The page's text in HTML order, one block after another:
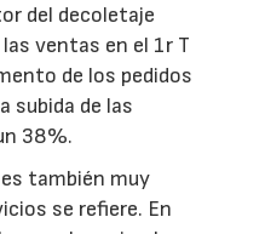
del decoletaje
ventas en el 1r T
de los pedidos
subida de las
38%.
también muy
se refiere. En